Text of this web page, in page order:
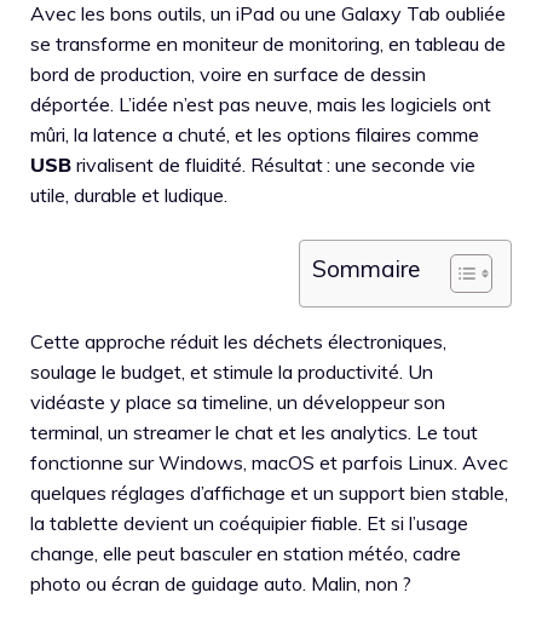
Avec les bons outils, un iPad ou une Galaxy Tab oubliée
se transforme en moniteur de monitoring, en tableau de
bord de production, voire en surface de dessin
déportée. L’idée n’est pas neuve, mais les logiciels ont
mûri, la latence a chuté, et les options filaires comme
USB rivalisent de fluidité. Résultat : une seconde vie
utile, durable et ludique.
Sommaire
Cette approche réduit les déchets électroniques,
soulage le budget, et stimule la productivité. Un
vidéaste y place sa timeline, un développeur son
terminal, un streamer le chat et les analytics. Le tout
fonctionne sur Windows, macOS et parfois Linux. Avec
quelques réglages d’affichage et un support bien stable,
la tablette devient un coéquipier fiable. Et si l’usage
change, elle peut basculer en station météo, cadre
photo ou écran de guidage auto. Malin, non ?